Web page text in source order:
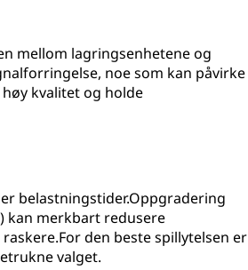
mellom lagringsenhetene og
noe som kan påvirke
kvalitet og holde
belastningstider.Oppgradering
kan merkbart redusere
den beste spillytelsen er
valget.